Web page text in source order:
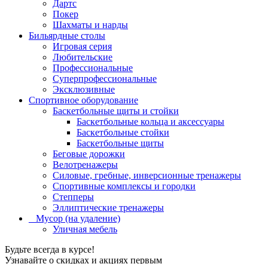
Дартс
Покер
Шахматы и нарды
Бильярдные столы
Игровая серия
Любительские
Профессиональные
Суперпрофессиональные
Эксклюзивные
Спортивное оборудование
Баскетбольные щиты и стойки
Баскетбольные кольца и аксессуары
Баскетбольные стойки
Баскетбольные щиты
Беговые дорожки
Велотренажеры
Силовые, гребные, инверсионные тренажеры
Спортивные комплексы и городки
Степперы
Эллиптические тренажеры
_ Мусор (на удаление)
Уличная мебель
Будьте всегда в курсе!
Узнавайте о скидках и акциях первым